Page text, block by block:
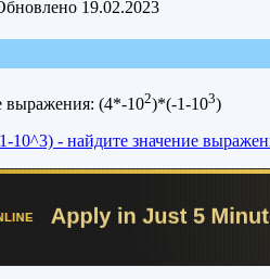
19.02.2023
выражения: (4*-102)*(-1-103)